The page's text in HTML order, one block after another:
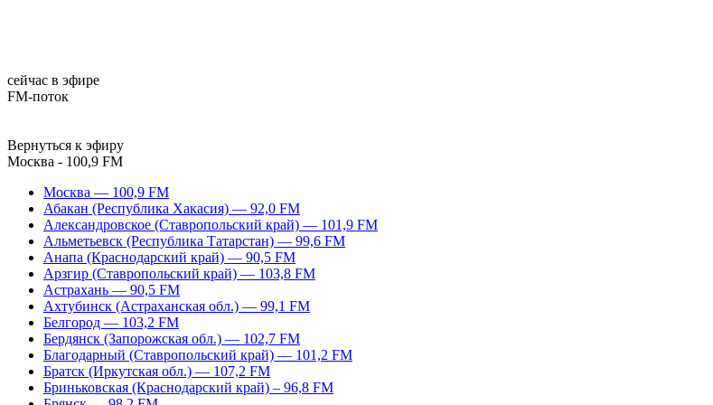
сейчас в эфире
FM-поток
Вернуться к эфиру
Москва - 100,9 FM
Москва — 100,9 FM
Абакан (Республика Хакасия) — 92,0 FM
Александровское (Ставропольский край) — 101,9 FM
Альметьевск (Республика Татарстан) — 99,6 FM
Анапа (Краснодарский край) — 90,5 FM
Арзгир (Ставропольский край) — 103,8 FM
Астрахань — 90,5 FM
Ахтубинск (Астраханская обл.) — 99,1 FM
Белгород — 103,2 FM
Бердянск (Запорожская обл.) — 102,7 FM
Благодарный (Ставропольский край) — 101,2 FM
Братск (Иркутская обл.) — 107,2 FM
Бриньковская (Краснодарский край) – 96,8 FM